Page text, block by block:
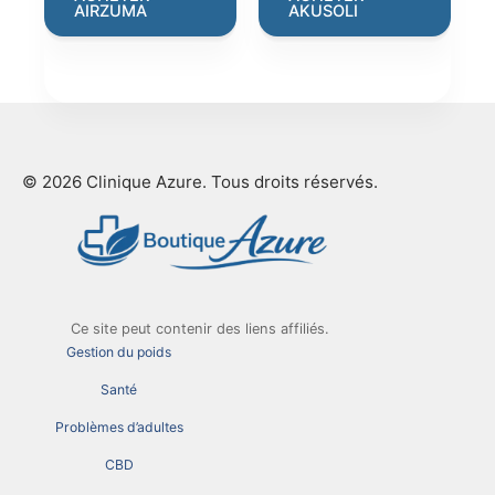
€199.00. €66.00.
AIRZUMA
€69.00.
€19.00.
AKUSOLI
© 2026 Clinique Azure. Tous droits réservés.
Ce site peut contenir des liens affiliés.
Gestion du poids
Santé
Problèmes d’adultes
CBD